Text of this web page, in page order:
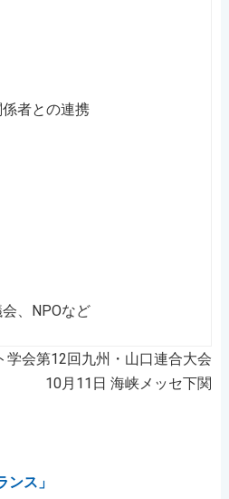
者との連携
、NPOなど
学会第12回九州・山口連合大会
10月11日 海峡メッセ下関
ンス」